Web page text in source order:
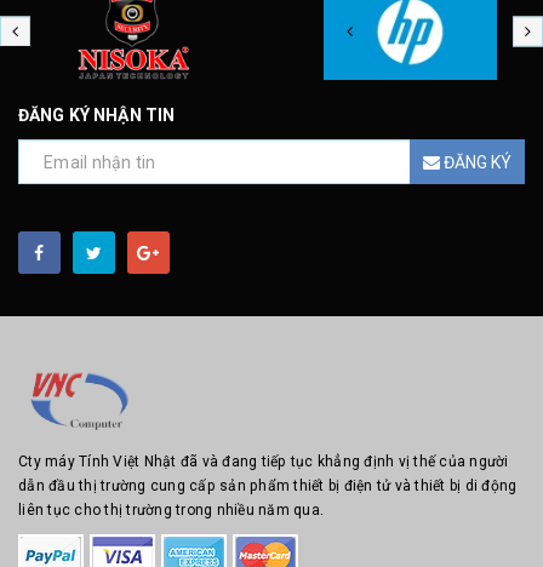
ĐĂNG KÝ NHẬN TIN
ĐĂNG KÝ
Cty máy Tính Việt Nhật đã và đang tiếp tục khẳng định vị thế của người
dẫn đầu thị trường cung cấp sản phẩm thiết bị điện tử và thiết bị di động
liên tục cho thị trường trong nhiều năm qua.